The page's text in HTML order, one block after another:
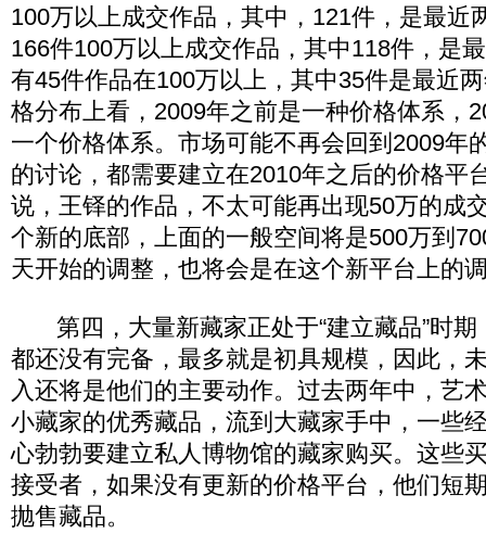
100万以上成交作品，其中，121件，是最近
166件100万以上成交作品，其中118件，是
有45件作品在100万以上，其中35件是最近
格分布上看，2009年之前是一种价格体系，
一个价格体系。市场可能不再会回到2009年
的讨论，都需要建立在2010年之后的价格平
说，王铎的作品，不太可能再出现50万的成
个新的底部，上面的一般空间将是500万到
天开始的调整，也将会是在这个新平台上的
第四，大量新藏家正处于“建立藏品”时期
都还没有完备，最多就是初具规模，因此，
入还将是他们的主要动作。过去两年中，艺
小藏家的优秀藏品，流到大藏家手中，一些
心勃勃要建立私人博物馆的藏家购买。这些
接受者，如果没有更新的价格平台，他们短
抛售藏品。